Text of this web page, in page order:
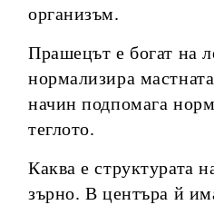
организъм.
Прашецът е богат на
нормализира
начин подпомага
теглото.
Каква е структурата
зърно. В центъра й